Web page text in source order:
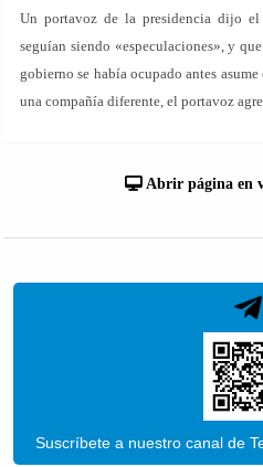
Un portavoz de la presidencia dijo
seguían siendo «especulaciones», y
gobierno se había ocupado antes
una compañía diferente, el portavoz
Abrir página en
Suscríbete a nuestro canal de